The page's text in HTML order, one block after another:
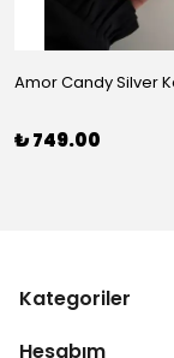
₺ 749.00
Kategoriler
Hesabım